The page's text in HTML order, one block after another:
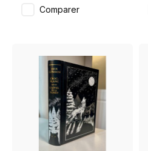
Comparer